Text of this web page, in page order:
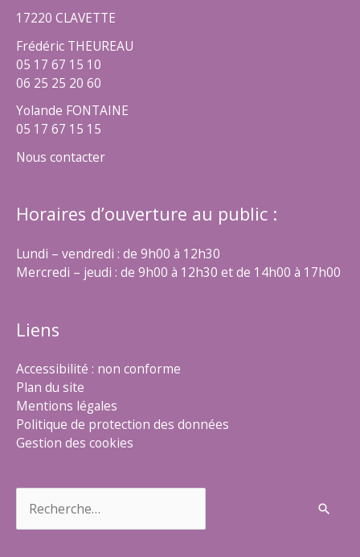
17220 CLAVETTE
Frédéric THEUREAU
05 17 67 15 10
06 25 25 20 60
Yolande FONTAINE
05 17 67 15 15
Nous contacter
Horaires d’ouverture au public :
Lundi – vendredi : de 9h00 à 12h30
Mercredi – jeudi : de 9h00 à 12h30 et de 14h00 à 17h00
Liens
Accessibilité : non conforme
Plan du site
Mentions légales
Politique de protection des données
Gestion des cookies